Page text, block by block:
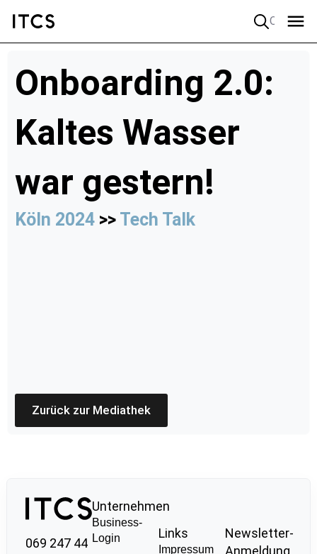
Onboarding 2.0:
Kaltes Wasser
war gestern!
Köln 2024 >> Tech Talk
Zurück zur Mediathek
069 247 44
Unternehmen
Business-
Login
Links
Impressum
Newsletter-
Anmeldung